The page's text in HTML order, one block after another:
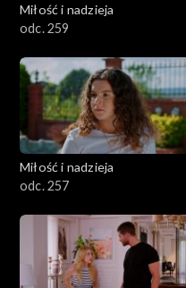
Miłość i nadzieja
odc. 259
Miłość i nadzieja
odc. 257